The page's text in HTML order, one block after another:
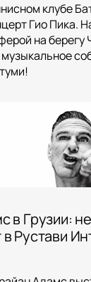
клубе
Гио Пика.
на берегу
в Грузии:
в Рустави